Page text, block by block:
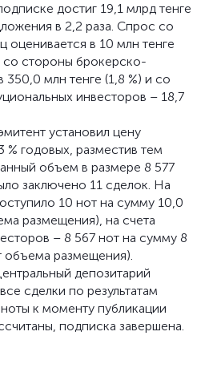
достиг 19,1 млрд тенге
в 2,2 раза. Спрос со
оценивается в 10 млн тенге
со стороны брокерско-
млн тенге (1,8 %) и со
инвесторов – 18,7
установил цену
% годовых, разместив тем
объем в размере 8 577
заключено 11 сделок. На
10 нот на сумму 10,0
размещения), на счета
– 8 567 нот на сумму 8
объема размещения).
депозитарий
сделки по результатам
к моменту публикации
подписка завершена.